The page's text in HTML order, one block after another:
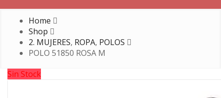
Home
Shop
2. MUJERES, ROPA, POLOS
POLO 51850 ROSA M
Sin Stock